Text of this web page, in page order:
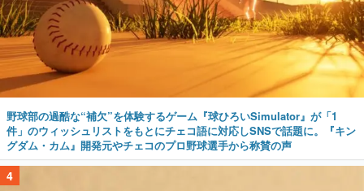
野球部の過酷な“補欠”を体験するゲーム『球ひろいSimulator』が「1
件」のウィッシュリストをもとにチェコ語に対応しSNSで話題に。『キン
グダム・カム』開発元やチェコのプロ野球選手から称賛の声
4